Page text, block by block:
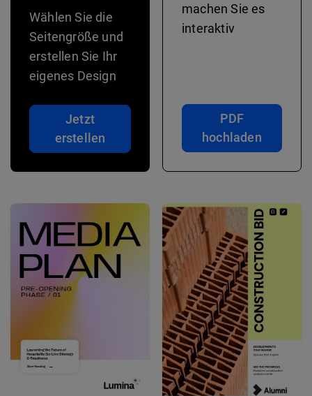
Wählen Sie die
Seitengröße und
erstellen Sie Ihr
eigenes Design
Jetzt
erstellen
machen Sie es
interaktiv
PDF
hochladen